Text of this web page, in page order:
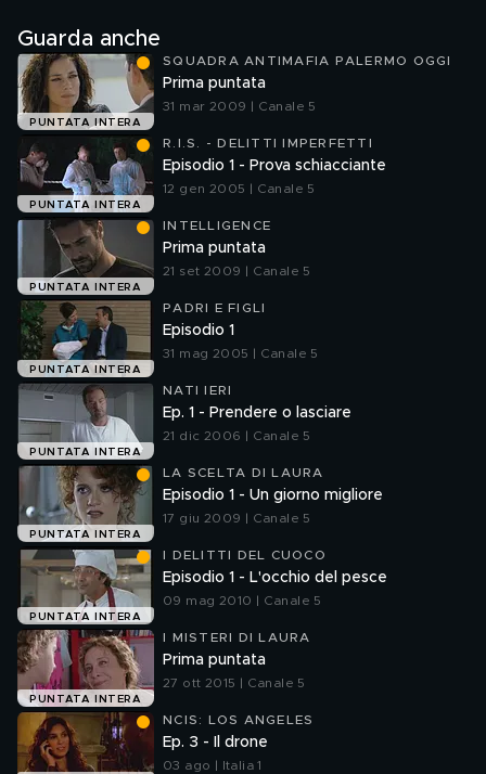
Guarda anche
PUNTATA INTERA
SQUADRA ANTIMAFIA PALERMO OGGI
Prima puntata
31 mar 2009 | Canale 5
PUNTATA INTERA
R.I.S. - DELITTI IMPERFETTI
Episodio 1 - Prova schiacciante
12 gen 2005 | Canale 5
PUNTATA INTERA
INTELLIGENCE
Prima puntata
21 set 2009 | Canale 5
PUNTATA INTERA
PADRI E FIGLI
Episodio 1
31 mag 2005 | Canale 5
PUNTATA INTERA
NATI IERI
Ep. 1 - Prendere o lasciare
21 dic 2006 | Canale 5
PUNTATA INTERA
LA SCELTA DI LAURA
Episodio 1 - Un giorno migliore
17 giu 2009 | Canale 5
PUNTATA INTERA
I DELITTI DEL CUOCO
Episodio 1 - L'occhio del pesce
09 mag 2010 | Canale 5
PUNTATA INTERA
I MISTERI DI LAURA
Prima puntata
27 ott 2015 | Canale 5
NCIS: LOS ANGELES
Ep. 3 - Il drone
03 ago | Italia 1